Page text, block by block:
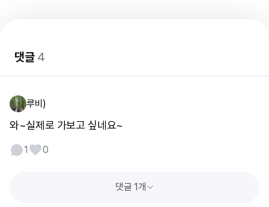
댓글4
루비)
와~실제로 가보고 싶네요~
1 0
댓글 1개